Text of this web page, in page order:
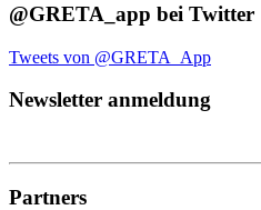
@GRETA_app bei Twitter
Tweets von @GRETA_App
Newsletter anmeldung
Partners